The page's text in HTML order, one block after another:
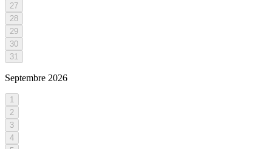
27
28
29
30
31
Septembre 2026
1
2
3
4